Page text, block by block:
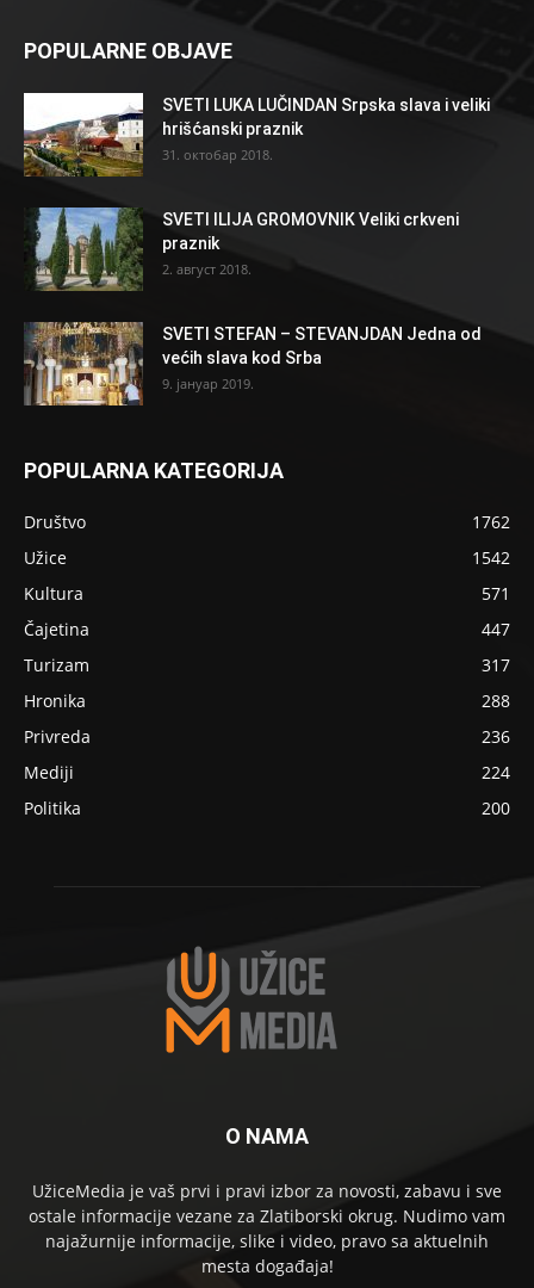
POPULARNE OBJAVE
SVETI LUKA LUČINDAN Srpska slava i veliki
hrišćanski praznik
31. октобар 2018.
SVETI ILIJA GROMOVNIK Veliki crkveni
praznik
2. август 2018.
SVETI STEFAN – STEVANJDAN Jedna od
većih slava kod Srba
9. јануар 2019.
POPULARNA KATEGORIJA
Društvo
1762
Užice
1542
Kultura
571
Čajetina
447
Turizam
317
Hronika
288
Privreda
236
Mediji
224
Politika
200
O NAMA
UžiceMedia je vaš prvi i pravi izbor za novosti, zabavu i sve
ostale informacije vezane za Zlatiborski okrug. Nudimo vam
najažurnije informacije, slike i video, pravo sa aktuelnih
mesta događaja!